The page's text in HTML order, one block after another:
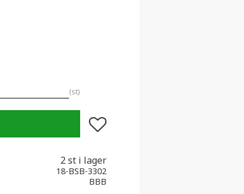
st
Lägg till i favoriter
2 st i lager
18-BSB-3302
BBB